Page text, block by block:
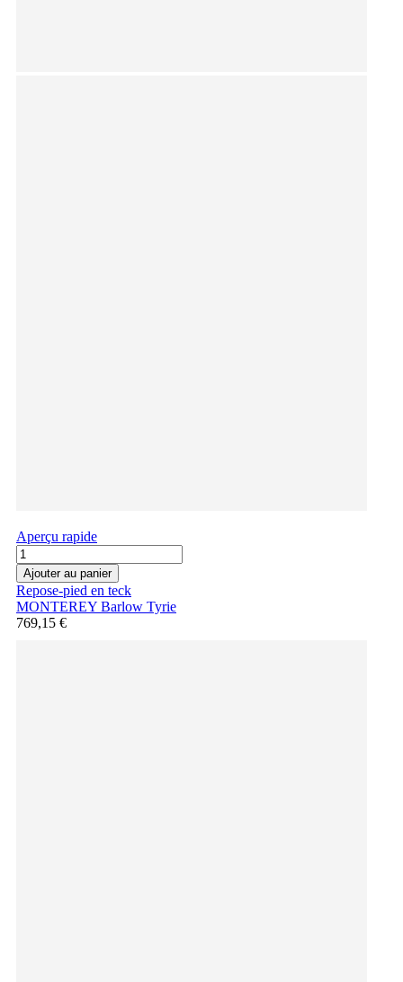
Aperçu rapide
Ajouter au panier
Repose-pied en teck
MONTEREY Barlow Tyrie
769,15 €